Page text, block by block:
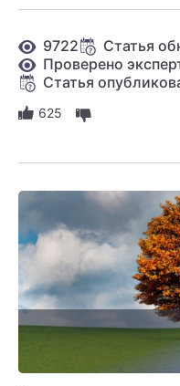
9722
Статья
Проверено
Статья
625